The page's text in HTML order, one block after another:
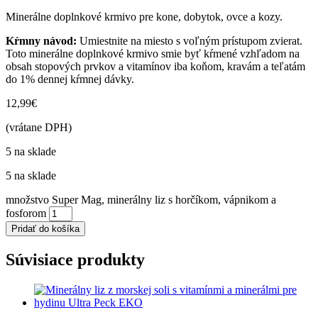
Minerálne doplnkové krmivo pre kone, dobytok, ovce a kozy.
Kŕmny návod: Umiestnite na miesto s voľným prístupom zvierat.
Toto minerálne doplnkové krmivo smie byť kŕmené vzhľadom na
obsah stopových prvkov a vitamínov iba koňom, kravám a teľatám
do 1% dennej kŕmnej dávky.
12,99€
(vrátane DPH)
5 na sklade
5 na sklade
množstvo Super Mag, minerálny liz s horčíkom, vápnikom a
fosforom
Pridať do košíka
Súvisiace produkty